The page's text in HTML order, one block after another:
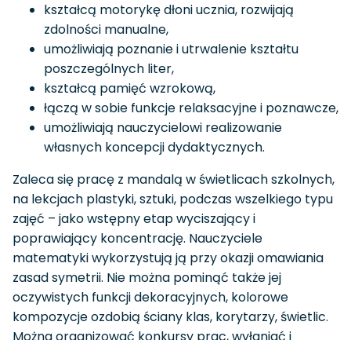
kształcą motorykę dłoni ucznia, rozwijają
zdolności manualne,
umożliwiają poznanie i utrwalenie kształtu
poszczególnych liter,
kształcą pamięć wzrokową,
łączą w sobie funkcje relaksacyjne i poznawcze,
umożliwiają nauczycielowi realizowanie
własnych koncepcji dydaktycznych.
Zaleca się pracę z mandalą w świetlicach szkolnych,
na lekcjach plastyki, sztuki, podczas wszelkiego typu
zajęć – jako wstępny etap wyciszający i
poprawiający koncentrację. Nauczyciele
matematyki wykorzystują ją przy okazji omawiania
zasad symetrii. Nie można pominąć także jej
oczywistych funkcji dekoracyjnych, kolorowe
kompozycje ozdobią ściany klas, korytarzy, świetlic.